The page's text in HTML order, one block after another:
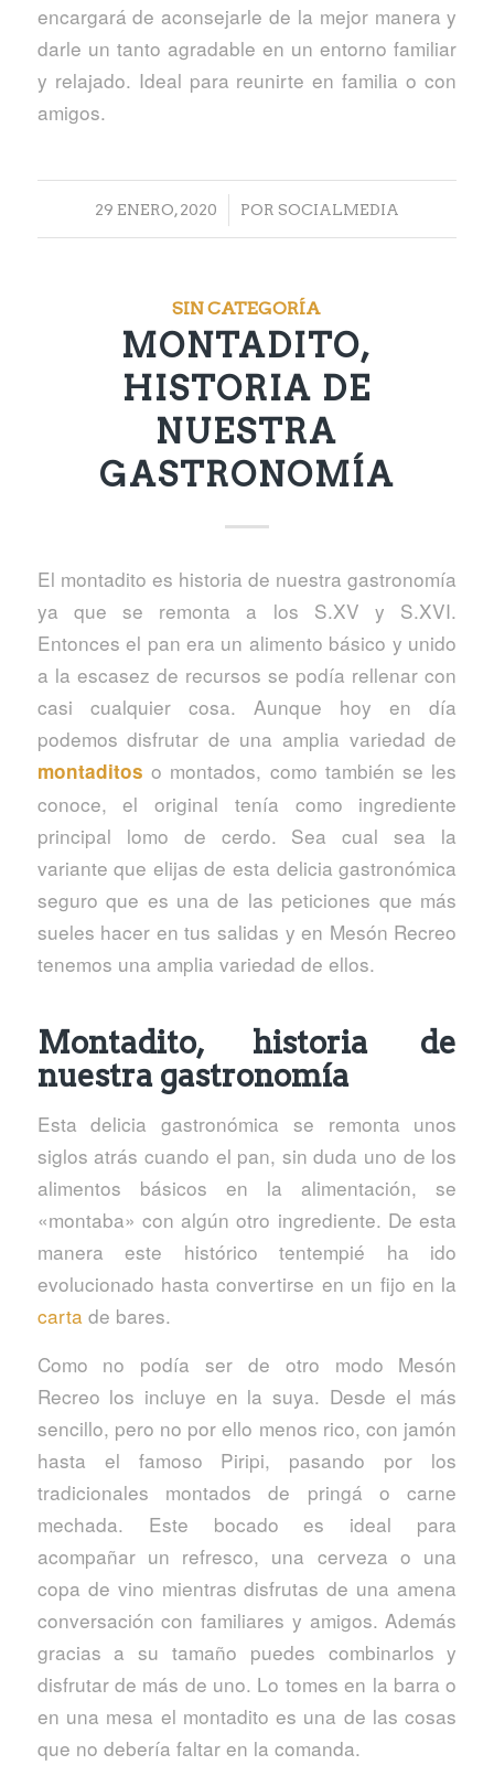
encargará de aconsejarle de la mejor manera y
darle un tanto agradable en un entorno familiar
y relajado. Ideal para reunirte en familia o con
amigos.
29 ENERO, 2020
/ POR SOCIALMEDIA
SIN CATEGORÍA
MONTADITO,
HISTORIA DE
NUESTRA
GASTRONOMÍA
El montadito es historia de nuestra gastronomía
ya que se remonta a los S.XV y S.XVI.
Entonces el pan era un alimento básico y unido
a la escasez de recursos se podía rellenar con
casi cualquier cosa. Aunque hoy en día
podemos disfrutar de una amplia variedad de
montaditos o montados, como también se les
conoce, el original tenía como ingrediente
principal lomo de cerdo. Sea cual sea la
variante que elijas de esta delicia gastronómica
seguro que es una de las peticiones que más
sueles hacer en tus salidas y en Mesón Recreo
tenemos una amplia variedad de ellos.
Montadito, historia de
nuestra gastronomía
Esta delicia gastronómica se remonta unos
siglos atrás cuando el pan, sin duda uno de los
alimentos básicos en la alimentación, se
«montaba» con algún otro ingrediente. De esta
manera este histórico tentempié ha ido
evolucionado hasta convertirse en un fijo en la
cartade bares.
Como no podía ser de otro modo Mesón
Recreo los incluye en la suya. Desde el más
sencillo, pero no por ello menos rico, con jamón
hasta el famoso Piripi, pasando por los
tradicionales montados de pringá o carne
mechada. Este bocado es ideal para
acompañar un refresco, una cerveza o una
copa de vino mientras disfrutas de una amena
conversación con familiares y amigos. Además
gracias a su tamaño puedes combinarlos y
disfrutar de más de uno. Lo tomes en la barra o
en una mesa el montadito es una de las cosas
que no debería faltar en la comanda.